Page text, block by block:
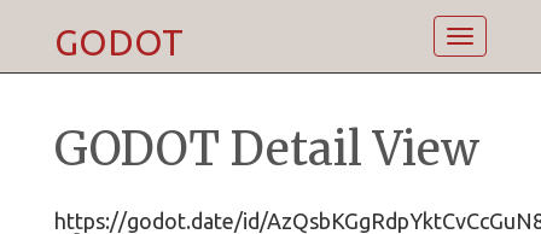
Toggle
GODOT
GODOT Detail View
https://godot.date/id/